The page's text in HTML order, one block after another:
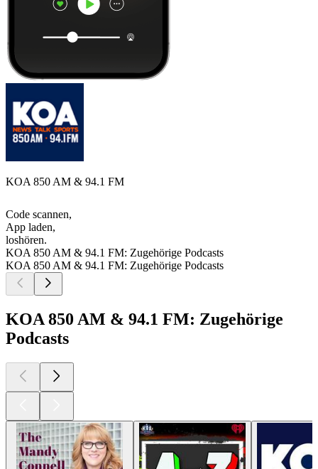
KOA 850 AM & 94.1 FM
Code scannen,
App laden,
loshören.
KOA 850 AM & 94.1 FM: Zugehörige Podcasts
KOA 850 AM & 94.1 FM: Zugehörige Podcasts
KOA 850 AM & 94.1 FM: Zugehörige
Podcasts